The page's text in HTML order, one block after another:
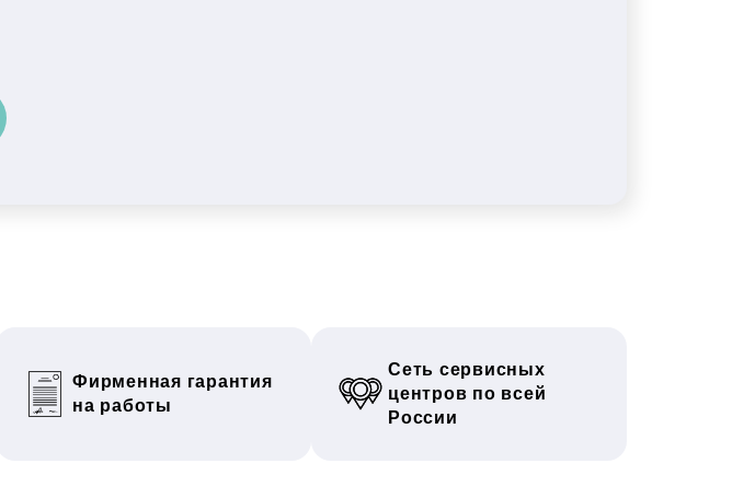
Фирменная гарантия
на работы
Сеть сервисных
центров по всей
России